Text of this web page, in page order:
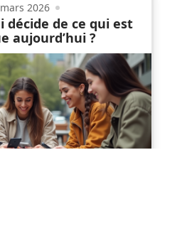
2026
décide de ce qui est
aujourd’hui ?